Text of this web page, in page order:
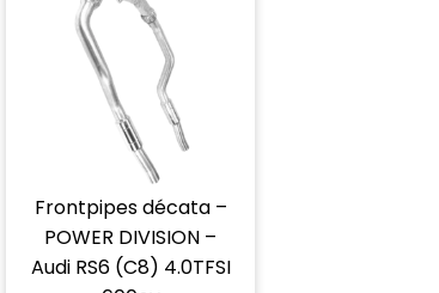
Frontpipes décata –
POWER DIVISION –
Audi RS6 (C8) 4.0TFSI